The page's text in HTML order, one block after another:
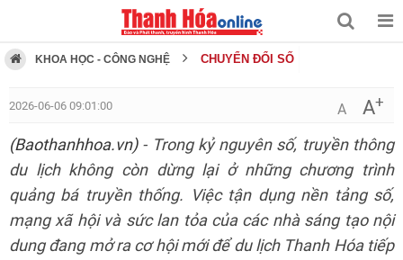
KHOA HỌC - CÔNG NGHỆ CHUYỂN ĐỔI SỐ
2026-06-06 09:01:00 A A+
(Baothanhhoa.vn)- Trong kỷ nguyên số, truyền thông
du lịch không còn dừng lại ở những chương trình
quảng bá truyền thống. Việc tận dụng nền tảng số,
mạng xã hội và sức lan tỏa của các nhà sáng tạo nội
dung đang mở ra cơ hội mới để du lịch Thanh Hóa tiếp